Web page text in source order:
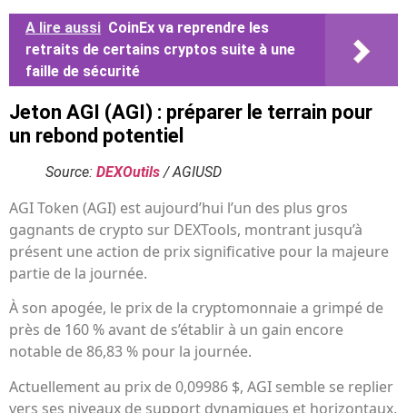
A lire aussi CoinEx va reprendre les
retraits de certains cryptos suite à une
faille de sécurité
Jeton AGI (AGI) : préparer le terrain pour
un rebond potentiel
Source: DEXOutils/ AGIUSD
AGI Token (AGI) est aujourd’hui l’un des plus gros
gagnants de crypto sur DEXTools, montrant jusqu’à
présent une action de prix significative pour la majeure
partie de la journée.
À son apogée, le prix de la cryptomonnaie a grimpé de
près de 160 % avant de s’établir à un gain encore
notable de 86,83 % pour la journée.
Actuellement au prix de 0,09986 $, AGI semble se replier
vers ses niveaux de support dynamiques et horizontaux,